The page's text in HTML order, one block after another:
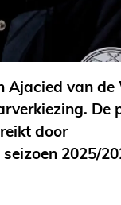
Ajacied van
De
door
2025/